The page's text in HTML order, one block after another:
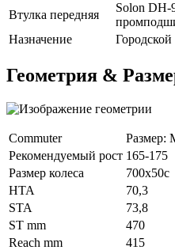
Втулка передняя
Solon DH-
Назначение
Геометрия &
Commuter
Размер:
Рекомендуемый рост 165-175
Размер колеса
700x50c
HTA
70,3
STA
73,8
ST mm
470
Reach mm
415